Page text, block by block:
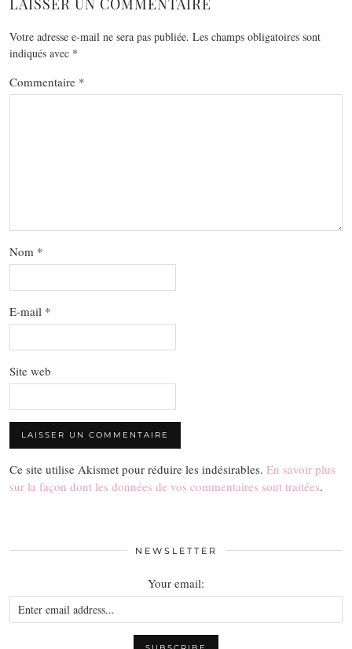
Votre adresse e-mail ne sera pas publiée. Les champs obligatoires sont
indiqués avec *
Commentaire *
Nom *
E-mail *
Site web
Ce site utilise Akismet pour réduire les indésirables. En savoir plus
sur la façon dont les données de vos commentaires sont traitées.
NEWSLETTER
Your email: